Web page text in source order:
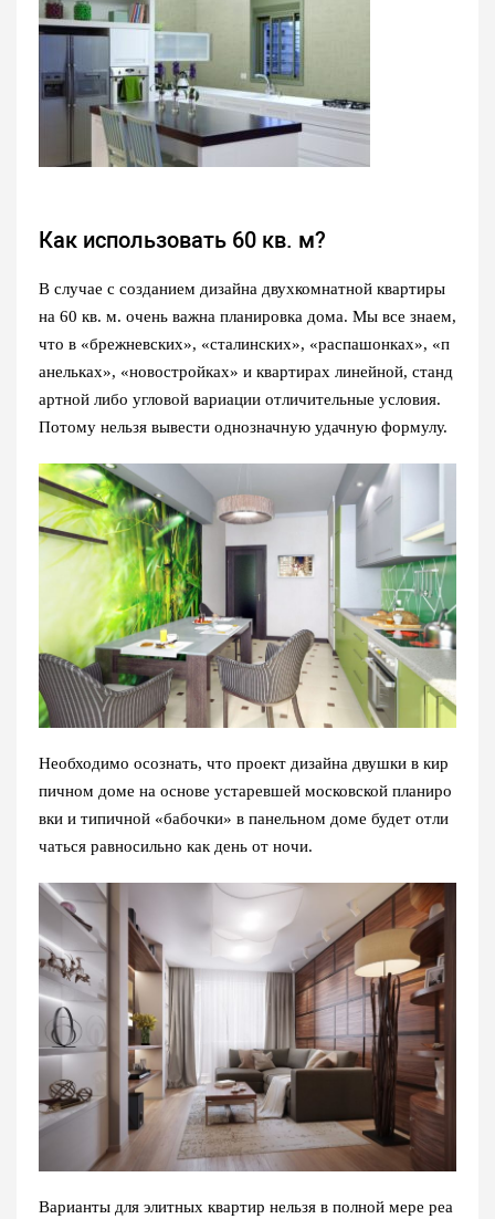
Как использовать 60 кв. м?
В случае с созданием дизайна двухкомнатной квартиры
на 60 кв. м. очень важна планировка дома. Мы все знаем,
что в «брежневских», «сталинских», «распашонках», «п
анельках», «новостройках» и квартирах линейной, станд
артной либо угловой вариации отличительные условия.
Потому нельзя вывести однозначную удачную формулу.
Необходимо осознать, что проект дизайна двушки в кир
пичном доме на основе устаревшей московской планиро
вки и типичной «бабочки» в панельном доме будет отли
чаться равносильно как день от ночи.
Варианты для элитных квартир нельзя в полной мере реа